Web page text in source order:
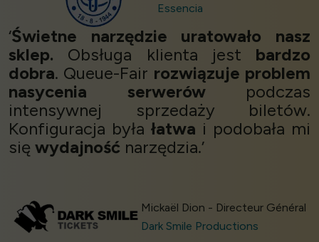
Essencia
‘Świetne narzędzie uratowało nasz
sklep. Obsługa klienta jest bardzo
dobra. Queue-Fair rozwiązuje problem
nasycenia serwerówpodczas
intensywnej sprzedaży biletów.
Konfiguracja była łatwa i podobała mi
się wydajność narzędzia.’
Mickaël Dion - Directeur Général
Dark Smile Productions